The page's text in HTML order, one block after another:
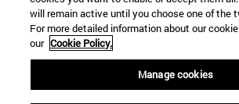
will remain active until you choose one of the
For more detailed information about our
our Cookie Policy.
Manage cookies